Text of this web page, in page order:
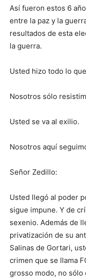
Así fueron estos 6
entre la paz y la
resultados de esta
la guerra.
Usted hizo todo lo
Nosotros sólo
Usted se va al exilio.
Nosotros aquí
Señor Zedillo:
Usted llegó al poder
sigue impune. Y de
sexenio. Además de
privatización de su
Salinas de Gortari,
crimen que se llama
grosso modo, no sólo